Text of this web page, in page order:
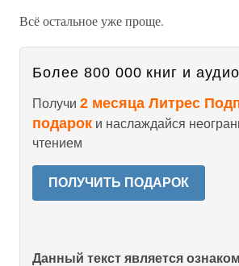
Всё остальное уже проще.
Более 800 000 книг и
Получи 2 месяца Литрес
подарок и наслаждайся
чтением
ПОЛУЧИТЬ ПОДАРОК
Данный текст является